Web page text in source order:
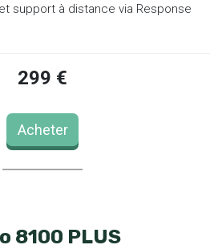
support à distance via Response
299 €
Acheter
8100 PLUS